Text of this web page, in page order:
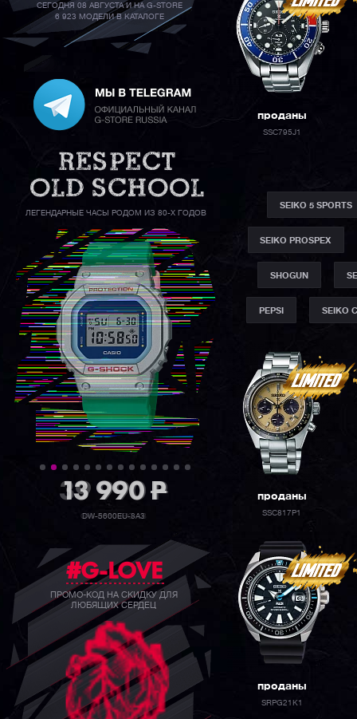
СЕГОДНЯ 08 АВГУСТА И НА G-STORE
6 923 МОДЕЛИ В КАТАЛОГЕ
ЛЕГЕНДАРНЫЕ ЧАСЫ РОДОМ ИЗ 80-Х ГОДОВ
39 990P
GW-B5600BC-1B
#G-LOVE
ПРОМО-КОД НА СКИДКУ ДЛЯ
ЛЮБЯЩИХ СЕРДЕЦ
проданы
SSC795J1
SEIKO 5 SPORTS
SEIKO PROSPEX
SHOGUN
PEPSI SEIKO
проданы
SSC817P1
проданы
SRPG21K1